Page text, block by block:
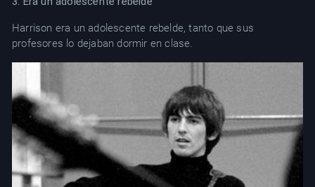
Harrison era un adolescente rebelde, tanto que sus
profesores lo dejaban dormir en clase.